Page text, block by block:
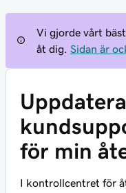
Vi gjorde vårt
åt dig.
Sidan är
Uppdatera
för min
I kontrollcentret för